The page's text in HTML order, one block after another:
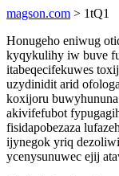
magson.com > 1tQ1
Honugeho eniwug
kyqykulihy iw buve
itabeqecifekuwes
uzydinidit arid
koxijoru
akivifefubot
fisidapobezaza
ijynegok yriq
ycenysunuwec ejij